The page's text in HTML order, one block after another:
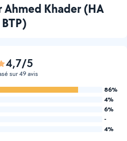
Ahmed Khader (HA
BTP)
4,7/5
sur 49 avis
86%
4%
6%
-
4%